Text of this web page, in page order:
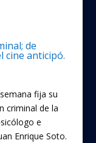
de
cine anticipó.
fija su
criminal de la
e
Enrique Soto.